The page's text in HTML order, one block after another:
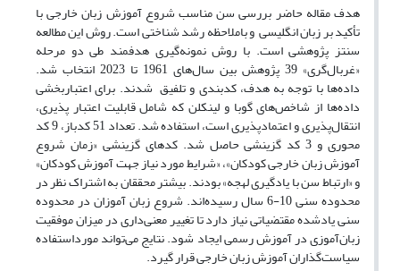
هدف مقاله حاضر بررسی سن مناسب شروع آموزش زبان خارجی با
تأکید بر زبان انگلیسی و باملاحظه رشد شناختی است. روش این مطالعه
سنتز پژوهشی است. با روش نمونه‌گیری هدفمند طی دو مرحله
«غربال‌گری» 39 پژوهش بین سال‌های 1961 تا 2023 انتخاب شد.
داده‌ها با توجه به هدف، کدبندی و تلفیق شدند. برای اعتباربخشی
داده‌ها از شاخص‌های گوبا و لینکلن که شامل قابلیت اعتبار پذیری،
انتقال‌پذیری و اعتمادپذیری است، استفاده شد. تعداد 51 کدباز، 9 کد
محوری و 3 کد گزینشی حاصل شد. کدهای گزینشی «زمان شروع
آموزش زبان خارجی کودکان»، «شرایط مورد نیاز جهت آموزش کودکان»
و «ارتباط سن با یادگیری لهجه» بودند. بیشتر محققان به اشتراک نظر در
محدوده سنی 10-6 سال رسیده‌اند. شروع زبان آموزان در محدوده
سنی یادشده مقتضیاتی نیاز دارد تا تغییر معنی‌داری در میزان موفقیت
زبان‌آموزی در آموزش رسمی ایجاد شود. نتایج می‌تواند مورداستفاده
سیاست‌گذاران آموزش زبان خارجی قرار گیرد.